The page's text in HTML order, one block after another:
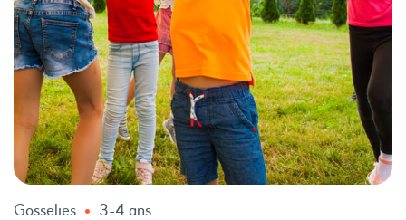
Gosselies 3-4 ans